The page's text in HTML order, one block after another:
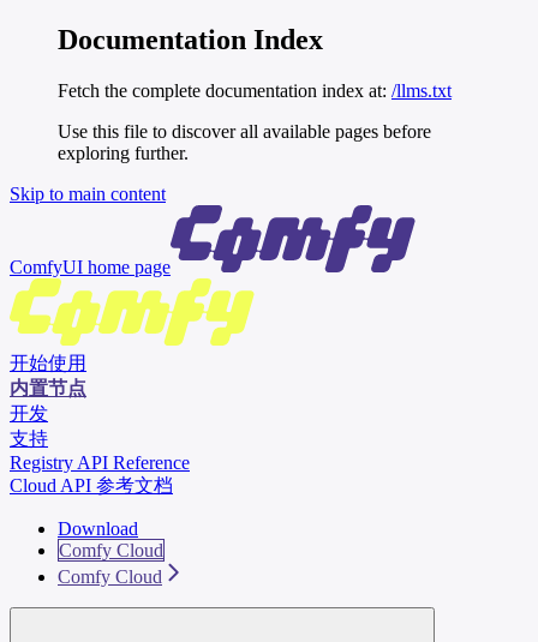
Documentation Index
Fetch the complete documentation index at: /llms.txt
Use this file to discover all available pages before
exploring further.
Skip to main content
ComfyUI home page
开始使用
内置节点
开发
支持
Registry API Reference
Cloud API 参考文档
Download
Comfy Cloud
Comfy Cloud